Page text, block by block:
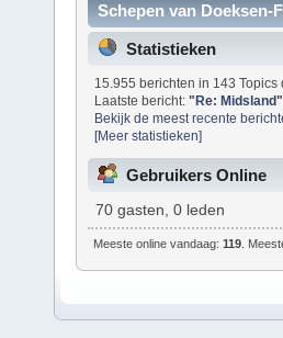
Schepen van Doeksen-
Statistieken
15.955 berichten in 143
Laatste bericht:"Re: Midsland"
Bekijk de meest recente
[Meer statistieken]
Gebruikers Online
70 gasten, 0 leden
Meeste online vandaag:119 .